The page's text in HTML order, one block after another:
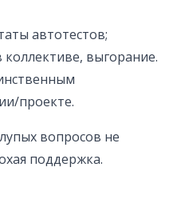
автотестов;
выгорание.
проекте.
вопросов не
поддержка.